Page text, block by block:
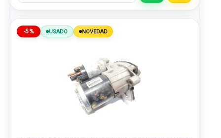
-5% USADO NOVEDAD